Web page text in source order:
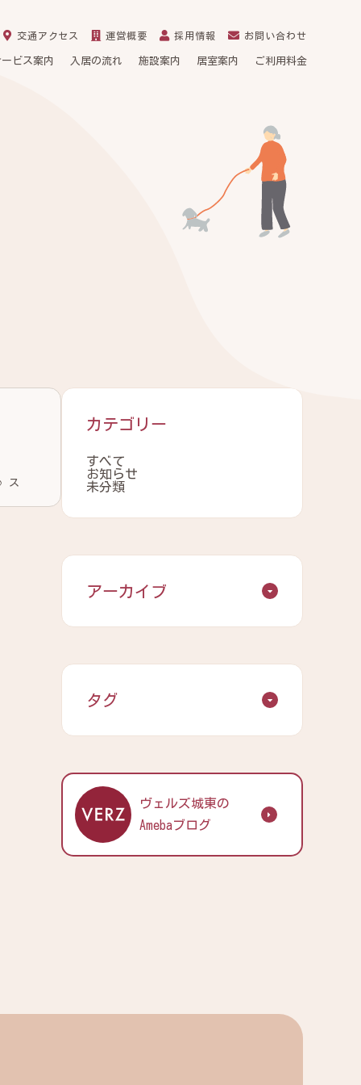
交通アクセス 運営概要 採用情報 お問い合わせ
ビス案内 入居の流れ 施設案内 居室案内 ご利用料金
カテゴリー
すべて
お知らせ
未分類
アーカイブ
タグ
ヴェルズ城東の
Amebaブログ